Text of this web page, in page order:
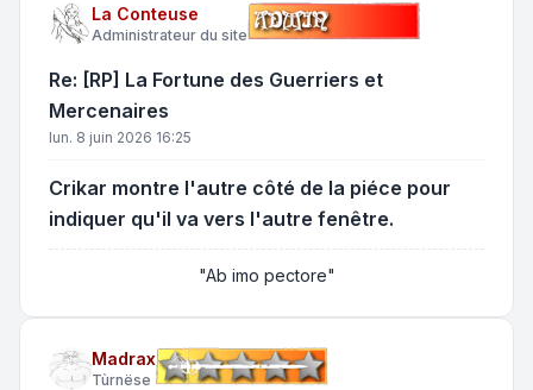
La Conteuse
Administrateur du site
Re: [RP] La Fortune des Guerriers et
Mercenaires
lun. 8 juin 2026 16:25
Crikar montre l'autre côté de la piéce pour
indiquer qu'il va vers l'autre fenêtre.
"Ab imo pectore"
Madrax
Tùrnëse